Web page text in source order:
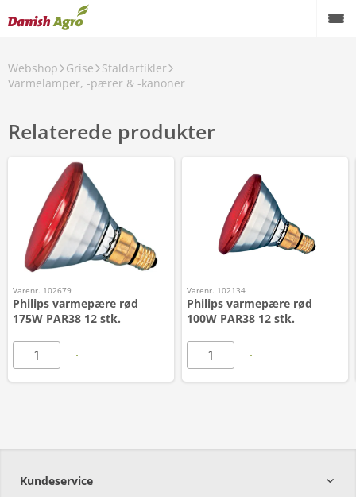
Webshop Grise
Staldartikler
Varmelamper, -pærer & -kanoner
Relaterede produkter
Varenr. 102679
Philips varmepære rød
175W PAR38 12 stk.
Varenr. 102134
Philips varmepære rød
100W PAR38 12 stk.
Kundeservice